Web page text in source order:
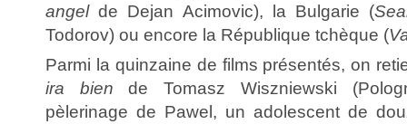
angelde Dejan Acimovic), la Bulgarie (
Todorov) ou encore la République tchèque (
Parmi la quinzaine de films présentés, on
ira bien de Tomasz Wiszniewski
pèlerinage de Pawel, un adolescent de